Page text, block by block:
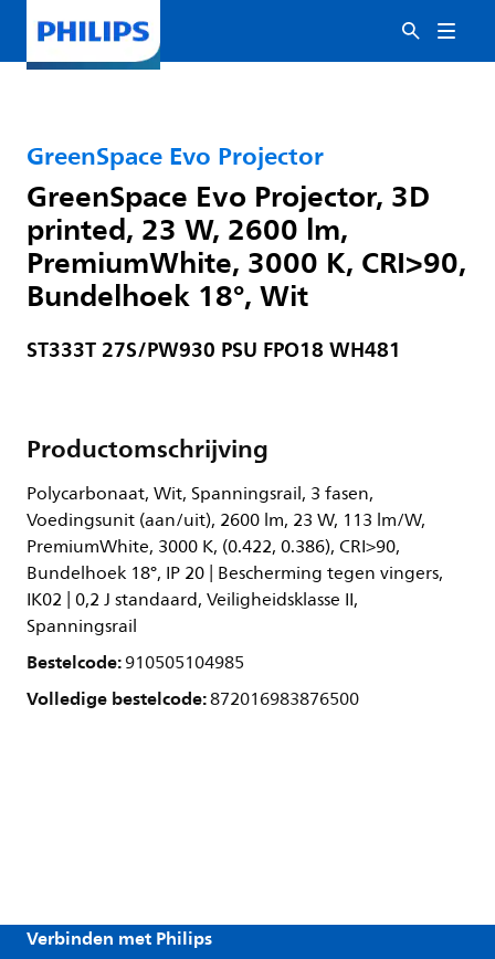
GreenSpace Evo Projector
GreenSpace Evo Projector, 3D
printed, 23 W, 2600 lm,
PremiumWhite, 3000 K, CRI>90,
Bundelhoek 18°, Wit
ST333T 27S/PW930 PSU FPO18 WH481
Productomschrijving
Polycarbonaat, Wit, Spanningsrail, 3 fasen,
Voedingsunit (aan/uit), 2600 lm, 23 W, 113 lm/W,
PremiumWhite, 3000 K, (0.422, 0.386), CRI>90,
Bundelhoek 18°, IP 20 | Bescherming tegen vingers,
IK02 | 0,2 J standaard, Veiligheidsklasse II,
Spanningsrail
Bestelcode:910505104985
Volledige bestelcode:872016983876500
Verbinden met Philips